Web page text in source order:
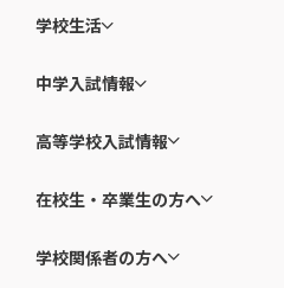
学校生活
中学入試情報
高等学校入試情報
在校生・卒業生の方へ
学校関係者の方へ